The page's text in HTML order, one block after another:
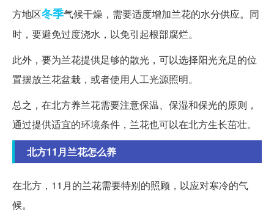
方地区冬季气候干燥，需要适度增加兰花的水分供应。同
时，要避免过度浇水，以免引起根部腐烂。
此外，要为兰花提供足够的散光，可以选择阳光充足的位
置摆放兰花盆栽，或者使用人工光源照明。
总之，在北方养兰花需要注意保温、保湿和保光的原则，
通过提供适宜的环境条件，兰花也可以在北方生长茁壮。
北方11月兰花怎么养
在北方，11月的兰花需要特别的照顾，以应对寒冷的气
候。